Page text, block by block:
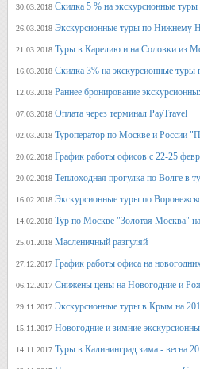
30.03.2018 Скидка 5 % на экскурсионные
26.03.2018 Экскурсионные туры по Нижнему
21.03.2018 Туры в Карелию и на Соловки из
16.03.2018 Скидка 3% на экскурсионные
12.03.2018 Раннее бронирование
07.03.2018 Оплата через терминал PayTravel
02.03.2018 Туроператор по Москве и России
20.02.2018 График работы офисов с 22-25
20.02.2018 Теплоходная прогулка по Волге в
16.02.2018 Экскурсионные туры по
14.02.2018 Тур по Москве "Золотая Москва"
25.01.2018 Масленичный разгуляй
27.12.2017 График работы офиса на
06.12.2017 Снижены цены на Новогодние и
29.11.2017 Экскурсионные туры в Крым на
15.11.2017 Новогодние и зимние
14.11.2017 Туры в Калининград зима - весна